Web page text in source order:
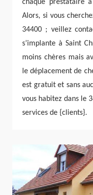
chaque prestataire
Alors, si vous
34400 ; veillez
s’implante à Saint
moins chères mais
le déplacement de
est gratuit et sans
vous habitez dans le
services de {clients}.